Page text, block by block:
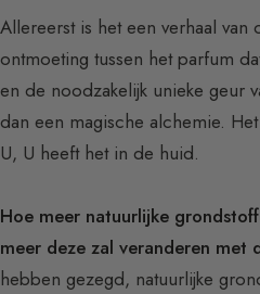
Allereerst is het een verhaal van
ontmoeting tussen het parfum
en de noodzakelijk unieke geur
dan een magische alchemie.
U, U heeft het in de huid.
Hoe meer natuurlijke
meer deze zal veranderen met
hebben gezegd, natuurlijke